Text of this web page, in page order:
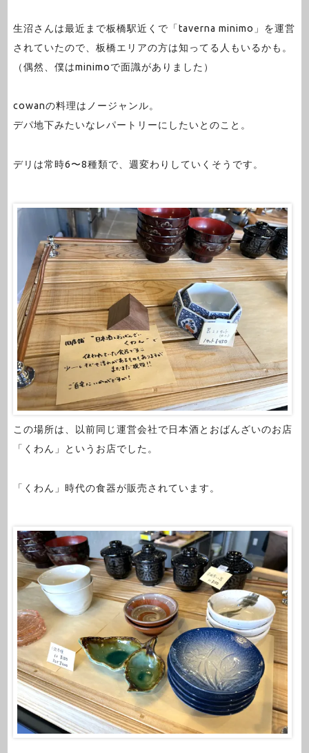
生沼さんは最近まで板橋駅近くで「taverna minimo」を運営
されていたので、板橋エリアの方は知ってる人もいるかも。
（偶然、僕はminimoで面識がありました）
cowanの料理はノージャンル。
デパ地下みたいなレパートリーにしたいとのこと。
デリは常時6〜8種類で、週変わりしていくそうです。
この場所は、以前同じ運営会社で日本酒とおばんざいのお店
「くわん」というお店でした。
「くわん」時代の食器が販売されています。